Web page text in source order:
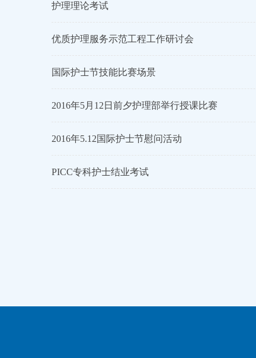
护理理论考试
优质护理服务示范工程工作研讨会
国际护士节技能比赛场景
2016年5月12日前夕护理部举行授课比赛
2016年5.12国际护士节慰问活动
PICC专科护士结业考试